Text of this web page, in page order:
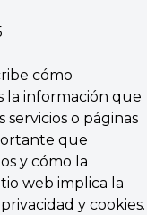
cómo
la información que
o páginas
que
y cómo la
web implica la
y cookies.